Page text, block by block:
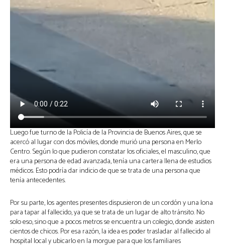
Luego fue turno de la Policía de la Provincia de Buenos Aires, que se
acercó al lugar con dos móviles, donde murió una persona en Merlo
Centro. Según lo que pudieron constatar los oficiales, el masculino, que
era una persona de edad avanzada, tenía una cartera llena de estudios
médicos. Esto podría dar indicio de que se trata de una persona que
tenía antecedentes.
Por su parte, los agentes presentes dispusieron de un cordón y una lona
para tapar al fallecido, ya que se trata de un lugar de alto tránsito. No
solo eso, sino que a pocos metros se encuentra un colegio, donde asisten
cientos de chicos. Por esa razón, la idea es poder trasladar al fallecido al
hospital local y ubicarlo en la morgue para que los familiares